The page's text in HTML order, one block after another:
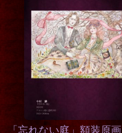
「忘れない庭」額装原画